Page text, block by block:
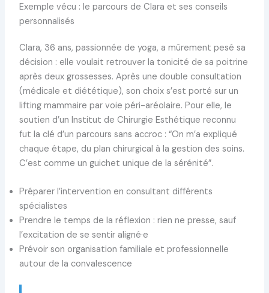
Exemple vécu : le parcours de Clara et ses conseils
personnalisés
Clara, 36 ans, passionnée de yoga, a mûrement pesé sa
décision : elle voulait retrouver la tonicité de sa poitrine
après deux grossesses. Après une double consultation
(médicale et diététique), son choix s’est porté sur un
lifting mammaire par voie péri-aréolaire. Pour elle, le
soutien d’un Institut de Chirurgie Esthétique reconnu
fut la clé d’un parcours sans accroc : “On m’a expliqué
chaque étape, du plan chirurgical à la gestion des soins.
C’est comme un guichet unique de la sérénité”.
Préparer l’intervention en consultant différents
spécialistes
Prendre le temps de la réflexion : rien ne presse, sauf
l’excitation de se sentir aligné·e
Prévoir son organisation familiale et professionnelle
autour de la convalescence